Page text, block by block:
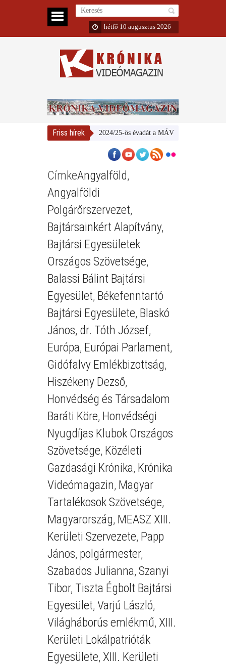
hétfő 10 augusztus 2026
Friss hírek
Bemutatta 2024/25-ös évadát a MÁV Szimfonikus Zenekar
CímkeAngyalföld,
Angyalföldi
Polgárőrszervezet,
Bajtársainkért Alapítvány,
Bajtársi Egyesületek
Országos Szövetsége,
Balassi Bálint Bajtársi
Egyesület, Békefenntartó
Bajtársi Egyesülete, Blaskó
János, dr. Tóth József,
Európa, Európai Parlament,
Gidófalvy Emlékbizottság,
Hiszékeny Dezső,
Honvédség és Társadalom
Baráti Köre, Honvédségi
Nyugdíjas Klubok Országos
Szövetsége, Közéleti
Gazdasági Krónika, Krónika
Videómagazin, Magyar
Tartalékosok Szövetsége,
Magyarország, MEASZ XIII.
Kerületi Szervezete, Papp
János, polgármester,
Szabados Julianna, Szanyi
Tibor, Tiszta Égbolt Bajtársi
Egyesület, Varjú László,
Világháborús emlékmű, XIII.
Kerületi Lokálpatrióták
Egyesülete, XIII. Kerületi